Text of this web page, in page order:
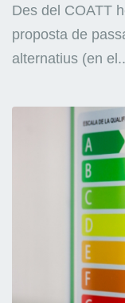
Des del COATT
proposta de
alternatius (en